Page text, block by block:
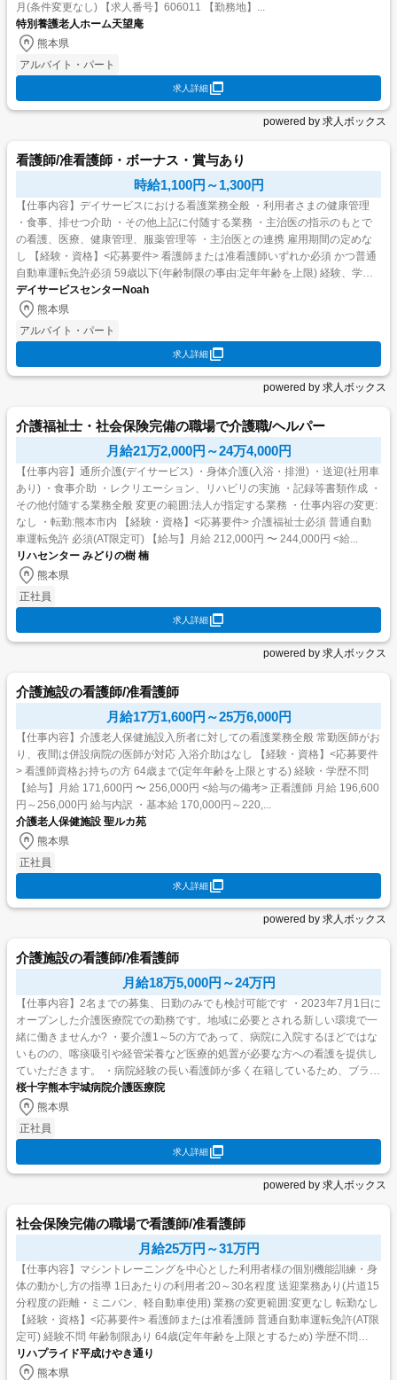
月(条件変更なし) 【求人番号】606011 【勤務地】...
特別養護老人ホーム天望庵
熊本県
アルバイト・パート
求人詳細
powered by 求人ボックス
看護師/准看護師・ボーナス・賞与あり
時給1,100円～1,300円
【仕事内容】デイサービスにおける看護業務全般 ・利用者さまの健康管理
・食事、排せつ介助 ・その他上記に付随する業務 ・主治医の指示のもとで
の看護、医療、健康管理、服薬管理等 ・主治医との連携 雇用期間の定めな
し 【経験・資格】<応募要件> 看護師または准看護師いずれか必須 かつ普通
自動車運転免許必須 59歳以下(年齢制限の事由:定年年齢を上限) 経験、学歴
不問 <歓迎要件> UIJターン歓迎...
デイサービスセンターNoah
熊本県
アルバイト・パート
求人詳細
powered by 求人ボックス
介護福祉士・社会保険完備の職場で介護職/ヘルパー
月給21万2,000円～24万4,000円
【仕事内容】通所介護(デイサービス) ・身体介護(入浴・排泄) ・送迎(社用車
あり) ・食事介助 ・レクリエーション、リハビリの実施 ・記録等書類作成 ・
その他付随する業務全般 変更の範囲:法人が指定する業務 ・仕事内容の変更:
なし ・転勤:熊本市内 【経験・資格】<応募要件> 介護福祉士必須 普通自動
車運転免許 必須(AT限定可) 【給与】月給 212,000円 〜 244,000円 <給...
リハセンター みどりの樹 楠
熊本県
正社員
求人詳細
powered by 求人ボックス
介護施設の看護師/准看護師
月給17万1,600円～25万6,000円
【仕事内容】介護老人保健施設入所者に対しての看護業務全般 常勤医師がお
り、夜間は併設病院の医師が対応 入浴介助はなし 【経験・資格】<応募要件
> 看護師資格お持ちの方 64歳まで(定年年齢を上限とする) 経験・学歴不問
【給与】月給 171,600円 〜 256,000円 <給与の備考> 正看護師 月給 196,600
円～256,000円 給与内訳 ・基本給 170,000円～220,...
介護老人保健施設 聖ルカ苑
熊本県
正社員
求人詳細
powered by 求人ボックス
介護施設の看護師/准看護師
月給18万5,000円～24万円
【仕事内容】2名までの募集、日勤のみでも検討可能です ・2023年7月1日に
オープンした介護医療院での勤務です。地域に必要とされる新しい環境で一
緒に働きませんか? ・要介護1～5の方であって、病院に入院するほどではな
いものの、喀痰吸引や経管栄養など医療的処置が必要な方への看護を提供し
ていただきます。 ・病院経験の長い看護師が多く在籍しているため、ブラン
クなどで手技に自信の無い方も安心して業務に入...
桜十字熊本宇城病院介護医療院
熊本県
正社員
求人詳細
powered by 求人ボックス
社会保険完備の職場で看護師/准看護師
月給25万円～31万円
【仕事内容】マシントレーニングを中心とした利用者様の個別機能訓練・身
体の動かし方の指導 1日あたりの利用者:20～30名程度 送迎業務あり(片道15
分程度の距離・ミニバン、軽自動車使用) 業務の変更範囲:変更なし 転勤なし
【経験・資格】<応募要件> 看護師または准看護師 普通自動車運転免許(AT限
定可) 経験不問 年齢制限あり 64歳(定年年齢を上限とするため) 学歴不問
【給与】月給 2...
リハプライド平成けやき通り
熊本県